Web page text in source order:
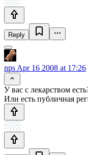
Reply
nps Apr 16 2008 at 17:26
У вас с лекарством
Или есть публичная